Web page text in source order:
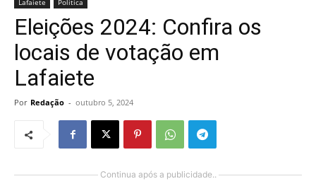
Lafaiete Politica
Eleições 2024: Confira os
locais de votação em
Lafaiete
Por Redação - outubro 5, 2024
Continua após a publicidade..